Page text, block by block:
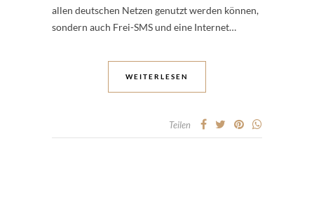
allen deutschen Netzen genutzt werden können,
sondern auch Frei-SMS und eine Internet…
WEITERLESEN
Teilen